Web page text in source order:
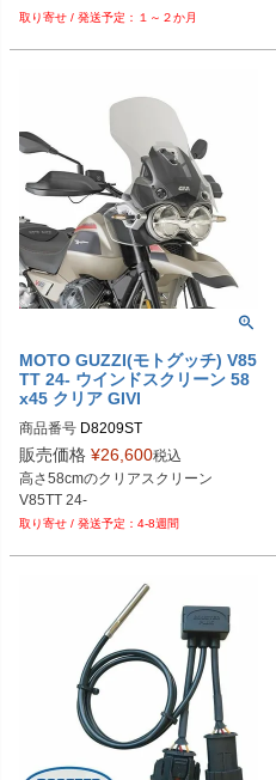
１～２か月
MOTO GUZZI(モトグッチ) V85
TT 24- ウインドスクリーン 58
x45 クリア GIVI
商品番号 D8209ST
販売価格 ¥26,600税込
高さ58cmのクリアスクリーン
V85TT 24-
4-8週間